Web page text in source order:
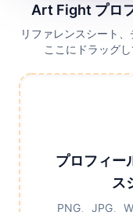
Art Fight プロ
リファレンスシート
ここにドラッグ
プロフィー
ス
PNG、JPG、